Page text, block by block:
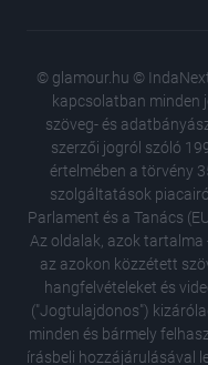
© glamour.hu ©
kapcsolatban minden
szöveg- és
szerzői jogról szóló
értelmében a törvény
szolgáltatások
Parlament és a Tanács
Az oldalak, azok tartalma
az azokon közzétett
hangfelvételeket és
("Jogtulajdonos")
minden és bármely
írásbeli hozzájárulásával